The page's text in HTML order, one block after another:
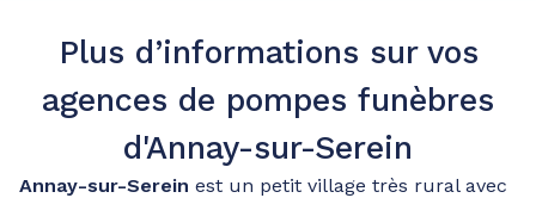
Plus d’informations sur vos
agences de pompes funèbres
d'Annay-sur-Serein
Annay-sur-Serein est un petit village très rural avec